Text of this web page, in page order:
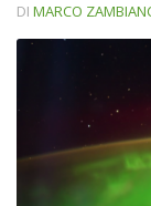
DI MARCO